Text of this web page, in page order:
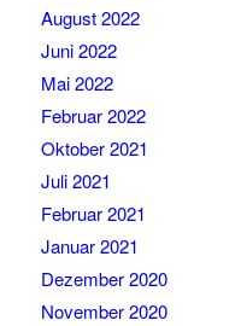
August 2022
Juni 2022
Mai 2022
Februar 2022
Oktober 2021
Juli 2021
Februar 2021
Januar 2021
Dezember 2020
November 2020